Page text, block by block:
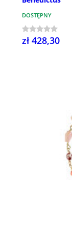
DOSTĘPNY
zł 428,30